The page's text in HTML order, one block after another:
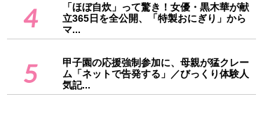
4
「ほぼ自炊」って驚き！女優・黒木華が献
立365日を全公開、「特製おにぎり」から
マ...
5
甲子園の応援強制参加に、母親が猛クレー
ム「ネットで告発する」／びっくり体験人
気記...